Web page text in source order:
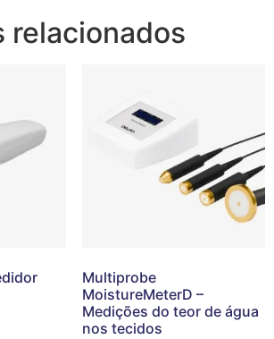
relacionados
Multiprobe
MoistureMeterD –
Medições do teor de água
nos tecidos